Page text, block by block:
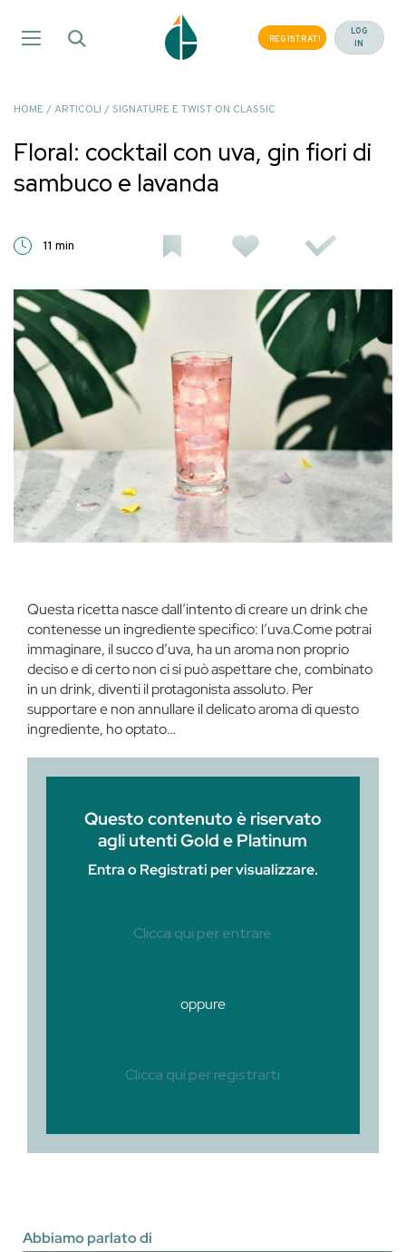
REGISTRATI
LOG
IN
HOME /ARTICOLI / SIGNATURE E TWIST ON CLASSIC
Floral: cocktail con uva, gin fiori di
sambuco e lavanda
11 min
Questa ricetta nasce dall’intento di creare un drink che
contenesse un ingrediente specifico: l’uva.Come potrai
immaginare, il succo d’uva, ha un aroma non proprio
deciso e di certo non ci si può aspettare che, combinato
in un drink, diventi il protagonista assoluto. Per
supportare e non annullare il delicato aroma di questo
ingrediente, ho optato…
Questo contenuto è riservato
agli utenti Gold e Platinum
Entra o Registrati per visualizzare.
Clicca qui per entrare
oppure
Clicca qui per registrarti
Abbiamo parlato di